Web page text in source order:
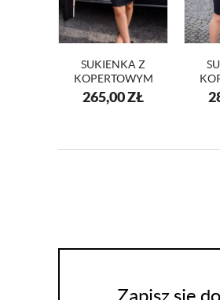
SUKIENKA Z
KOPERTOWYM
DEKOLTEM KM56
265,00ZŁ
Zapisz się do